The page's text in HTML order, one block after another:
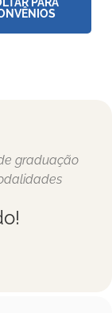
graduação